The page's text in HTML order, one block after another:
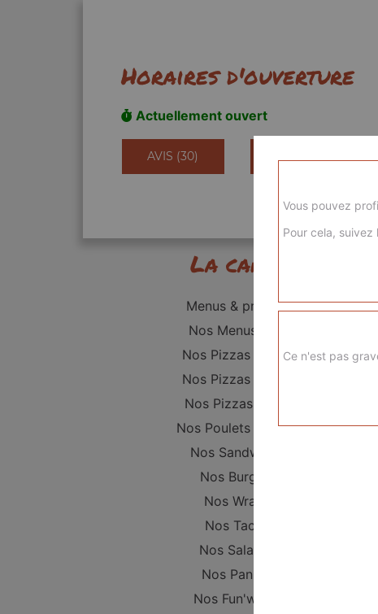
Horaires d'ouverture
Actuellement ouvert
AVIS (30)
La carte
Menus & promos
Nos Menus kids
Nos Pizzas Junior
Nos Pizzas Sénior
Nos Pizzas Méga
Nos Poulets Braisés
Nos Sandwichs
Nos Burgers
Nos Wraps
Nos Tacos
Nos Salades
Nos Paninis
Nos Fun'wichs
Vous pouvez
Pour cela, suivez
Ce n'est pas